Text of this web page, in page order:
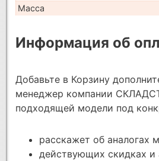
Масса
Информация об
Добавьте в Корзину
менеджер компании
подходящей модели под
расскажет об аналогах
действующих скидках и